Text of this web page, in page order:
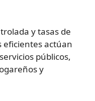
y tasas de
eficientes actúan
públicos,
y